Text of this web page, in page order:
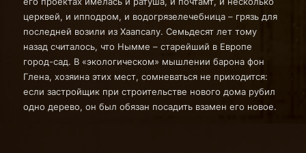
церквей, и ипподром, и водогрязелечебница – грязь для
последней возили из Хаапсалу. Семьдесят лет тому
назад считалось, что Нымме – старейший в Европе
город-сад. В «экологическом» мышлении барона фон
Глена, хозяина этих мест, сомневаться не приходится:
если застройщик при строительстве нового дома рубил
одно дерево, он был обязан посадить взамен его новое.